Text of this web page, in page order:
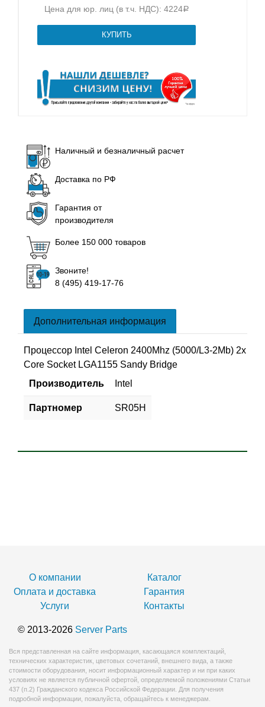
Цена для юр. лиц (в т.ч. НДС): 4224Р
Наличный и безналичный расчет
Доставка по РФ
Гарантия от
производителя
Более 150 000 товаров
Звоните!
8 (495) 419-17-76
Дополнительная информация
Процессор Intel Celeron 2400Mhz (5000/L3-2Mb) 2x
Core Socket LGA1155 Sandy Bridge
Производитель
Intel
Партномер SR05H
О компании
Каталог
Оплата и доставка
Гарантия
Услуги
Контакты
© 2013-2026 Server Parts
Вся представленная на сайте информация, касающаяся комплектаций,
технических характеристик, цветовых сочетаний, внешнего вида, а также
стоимости оборудования, носит информационный характер и ни при каких
условиях не является публичной офертой, определяемой положениями Статьи
437 (п.2) Гражданского кодекса Российской Федерации. Для получения
подробной информации, пожалуйста, обращайтесь к менеджерам.